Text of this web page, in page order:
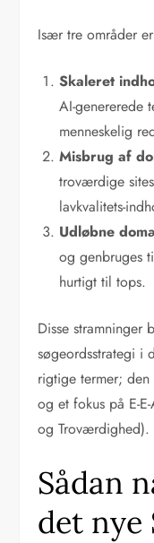
Især tre områder
Skaleret
AI-genererede
menneskelig
Misbrug af
troværdige
lavkvalitets-
Udløbne
og genbruges
hurtigt til tops.
Disse stramninger
søgeordsstrategi i
rigtige termer;
og et fokus på E-
og Troværdighed).
Sådan
det nye